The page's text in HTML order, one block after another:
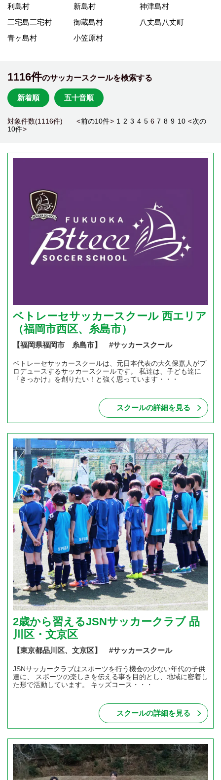
利島村
新島村
神津島村
三宅島三宅村
御蔵島村
八丈島八丈町
青ヶ島村
小笠原村
1116件のサッカースクールを検索する
新着順 五十音順
対象件数(1116件) <前の10件> 1 2 3 4 5 6 7 8 9 10 <次の
10件>
ベトレーセサッカースクール 西エリア
（福岡市西区、糸島市）
【福岡県福岡市 糸島市】 #サッカースクール
ベトレーセサッカースクールは、元日本代表の大久保嘉人がプ
ロデュースするサッカースクールです。 私達は、子ども達に
『きっかけ』を創りたい！と強く思っています・・・
スクールの詳細を見る
2歳から習えるJSNサッカークラブ 品
川区・文京区
【東京都品川区、文京区】 #サッカースクール
JSNサッカークラブはスポーツを行う機会の少ない年代の子供
達に、 スポーツの楽しさを伝える事を目的とし、地域に密着し
た形で活動しています。 キッズコース・・・
スクールの詳細を見る